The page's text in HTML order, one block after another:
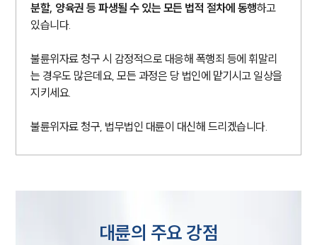
분할, 양육권 등 파생될 수 있는 모든 법적 절차에 동행하고
있습니다.
불륜위자료 청구 시 감정적으로 대응해 폭행죄 등에 휘말리
는 경우도 많은데요, 모든 과정은 당 법인에 맡기시고 일상을
지키세요.
불륜위자료 청구, 법무법인 대륜이 대신해 드리겠습니다.
대륜의 주요 강점